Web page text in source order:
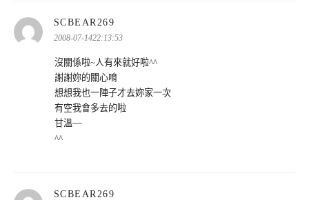
SCBEAR269
示:
2008-07-1422:13:53
沒關係啦~人有來就好啦^^
謝謝妳的關心唷
想想我也一陣子才去妳家一次
有空我會多去的啦
甘溫~~
^^
SCBEAR269